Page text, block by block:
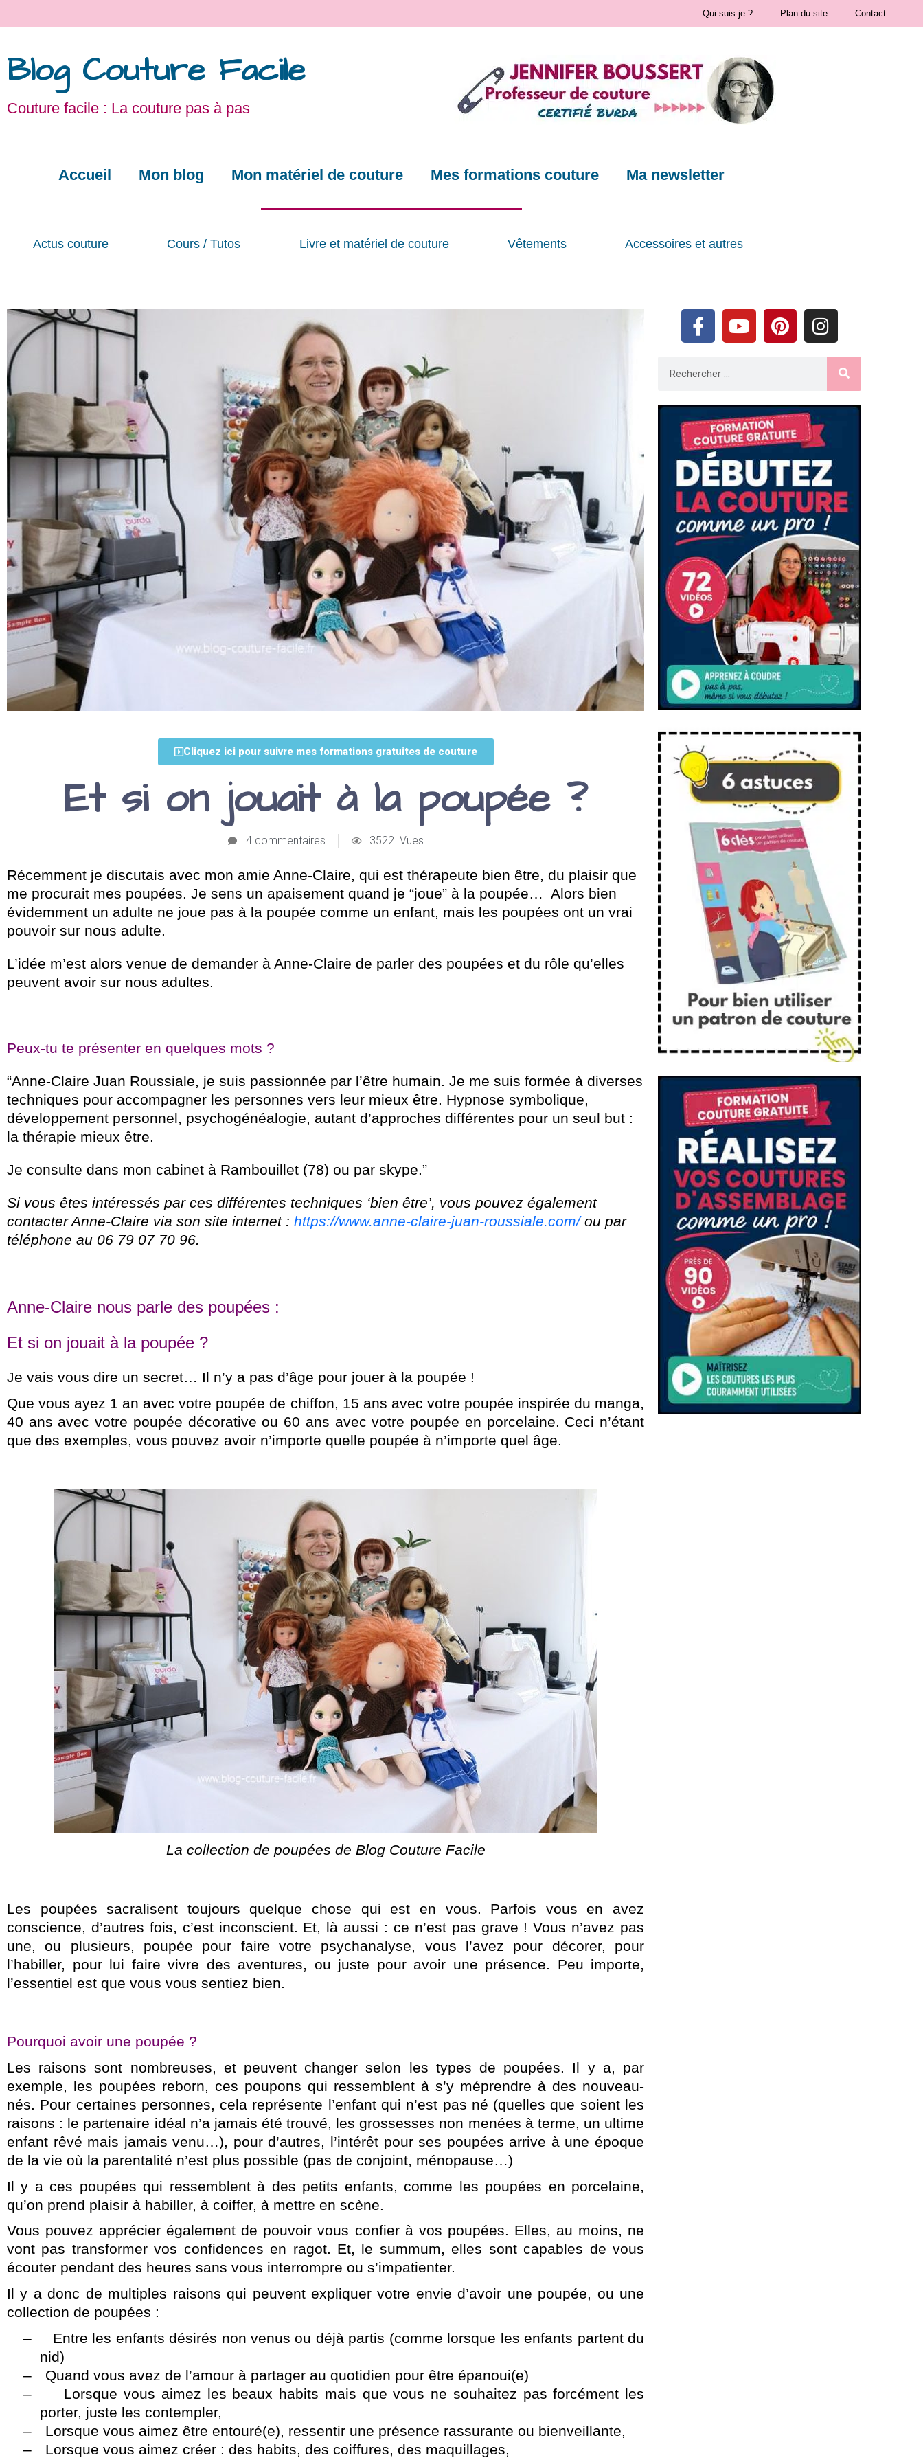
Qui suis-je ? Plan du site Contact
Blog Couture Facile
Couture facile : La couture pas à pas
Accueil Mon blog Mon matériel de couture Mes formations couture Ma newsletter
Actus couture Cours / Tutos Livre et matériel de couture Vêtements Accessoires et autres
Cliquez ici pour suivre mes formations gratuites de couture
Et si on jouait à la poupée ?
4 commentaires 3522 Vues
Récemment je discutais avec mon amie Anne-Claire, qui est thérapeute bien être, du plaisir que
me procurait mes poupées. Je sens un apaisement quand je “joue” à la poupée… Alors bien
évidemment un adulte ne joue pas à la poupée comme un enfant, mais les poupées ont un vrai
pouvoir sur nous adulte.
L’idée m’est alors venue de demander à Anne-Claire de parler des poupées et du rôle qu’elles
peuvent avoir sur nous adultes.
Peux-tu te présenter en quelques mots ?
“Anne-Claire Juan Roussiale, je suis passionnée par l’être humain. Je me suis formée à diverses
techniques pour accompagner les personnes vers leur mieux être. Hypnose symbolique,
développement personnel, psychogénéalogie, autant d’approches différentes pour un seul but :
la thérapie mieux être.
Je consulte dans mon cabinet à Rambouillet (78) ou par skype.”
Si vous êtes intéressés par ces différentes techniques ‘bien être’, vous pouvez également
contacter Anne-Claire via son site internet : https://www.anne-claire-juan-roussiale.com/ou par
téléphone au 06 79 07 70 96.
Anne-Claire nous parle des poupées :
Et si on jouait à la poupée ?
Je vais vous dire un secret… Il n’y a pas d’âge pour jouer à la poupée !
Que vous ayez 1 an avec votre poupée de chiffon, 15 ans avec votre poupée inspirée du manga,
40 ans avec votre poupée décorative ou 60 ans avec votre poupée en porcelaine. Ceci n’étant
que des exemples, vous pouvez avoir n’importe quelle poupée à n’importe quel âge.
La collection de poupées de Blog Couture Facile
Les poupées sacralisent toujours quelque chose qui est en vous. Parfois vous en avez
conscience, d’autres fois, c’est inconscient. Et, là aussi : ce n’est pas grave ! Vous n’avez pas
une, ou plusieurs, poupée pour faire votre psychanalyse, vous l’avez pour décorer, pour
l’habiller, pour lui faire vivre des aventures, ou juste pour avoir une présence. Peu importe,
l’essentiel est que vous vous sentiez bien.
Pourquoi avoir une poupée ?
Les raisons sont nombreuses, et peuvent changer selon les types de poupées. Il y a, par
exemple, les poupées reborn, ces poupons qui ressemblent à s’y méprendre à des nouveau-
nés. Pour certaines personnes, cela représente l’enfant qui n’est pas né (quelles que soient les
raisons : le partenaire idéal n’a jamais été trouvé, les grossesses non menées à terme, un ultime
enfant rêvé mais jamais venu…), pour d’autres, l’intérêt pour ses poupées arrive à une époque
de la vie où la parentalité n’est plus possible (pas de conjoint, ménopause…)
Il y a ces poupées qui ressemblent à des petits enfants, comme les poupées en porcelaine,
qu’on prend plaisir à habiller, à coiffer, à mettre en scène.
Vous pouvez apprécier également de pouvoir vous confier à vos poupées. Elles, au moins, ne
vont pas transformer vos confidences en ragot. Et, le summum, elles sont capables de vous
écouter pendant des heures sans vous interrompre ou s’impatienter.
Il y a donc de multiples raisons qui peuvent expliquer votre envie d’avoir une poupée, ou une
collection de poupées :
–
Entre les enfants désirés non venus ou déjà partis (comme lorsque les enfants partent du
nid)
–
Quand vous avez de l’amour à partager au quotidien pour être épanoui(e)
–
Lorsque vous aimez les beaux habits mais que vous ne souhaitez pas forcément les
porter, juste les contempler,
–
Lorsque vous aimez être entouré(e), ressentir une présence rassurante ou bienveillante,
–
Lorsque vous aimez créer : des habits, des coiffures, des maquillages,